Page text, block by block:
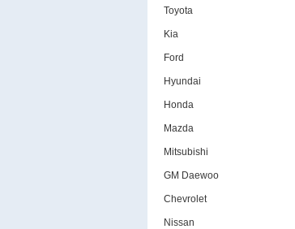
Toyota
Kia
Ford
Hyundai
Honda
Mazda
Mitsubishi
GM Daewoo
Chevrolet
Nissan